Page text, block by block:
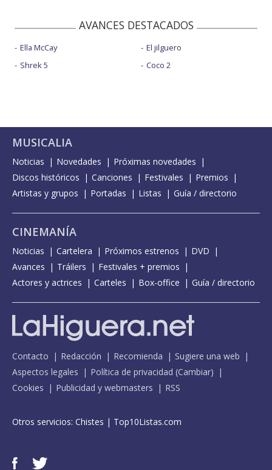
AVANCES DESTACADOS
Ella McCay
Shrek 5
El jilguero
Coco 2
MUSICALIA
Noticias Novedades
Próximas novedades
Discos históricos
Canciones Festivales
Premios
Artistas y grupos
Portadas Listas Guía / directorio
CINEMANÍA
Noticias Cartelera Próximos estrenos
DVD
Avances
Tráilers
Festivales + premios
Actores y actrices
Carteles Box-office Guía / directorio
Contacto Redacción Recomienda
Sugiere una web
Aspectos legales
Política de privacidad (Cambiar)
Cookies
Publicidad y webmasters RSS
Otros servicios: Chistes | Top10Listas.com